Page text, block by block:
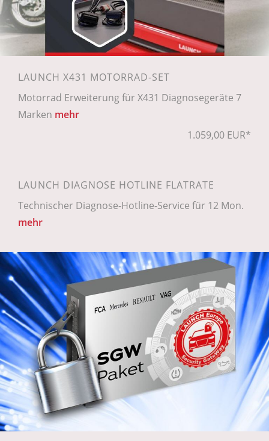
LAUNCH X431 MOTORRAD-SET
Motorrad Erweiterung für X431 Diagnosegeräte 7
Marken mehr
1.059,00 EUR*
LAUNCH DIAGNOSE HOTLINE FLATRATE
Technischer Diagnose-Hotline-Service für 12 Mon.
mehr